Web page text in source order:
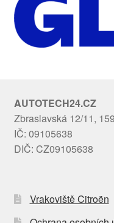
AUTOTECH24.CZ
Zbraslavská 12/11,
IČ: 09105638
DIČ: CZ09105638
Vrakoviště Citroën